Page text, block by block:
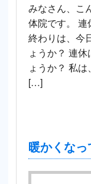
みなさん、こ
体院です。
終わりは、今
ょうか？ 連
ょうか？ 私
[…]
暖かくな